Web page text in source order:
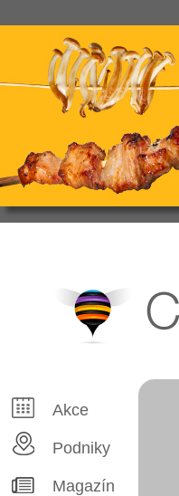
CityBee
Akce
Podniky
Magazín